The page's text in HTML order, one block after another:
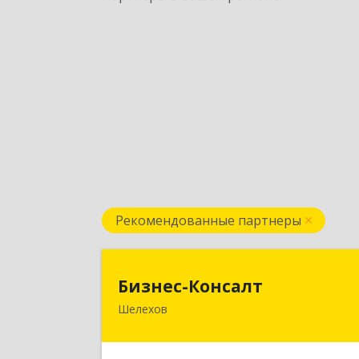
Рекомендованные партнеры
Бизнес-Консалт
Шелехов666034, Иркутская обл, Шелехов г,